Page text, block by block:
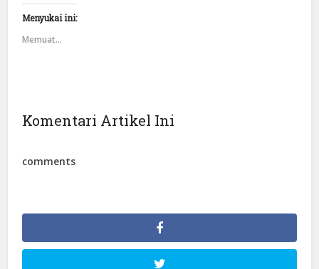
Menyukai ini:
Memuat...
Komentari Artikel Ini
comments